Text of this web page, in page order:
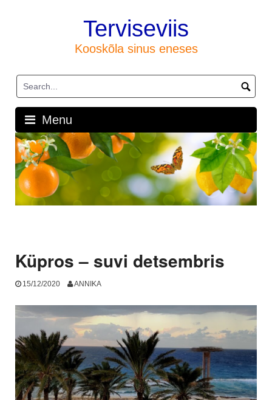
Terviseviis
Kooskõla sinus eneses
Menu
Küpros – suvi detsembris
15/12/2020 ANNIKA